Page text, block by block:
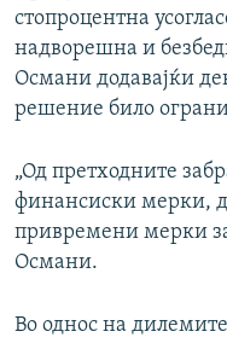
стопроцентна
надворешна и
Османи додавајќи
решение било
„Од претходните
финансиски мерки,
привремени мерки
Османи.
Во однос на